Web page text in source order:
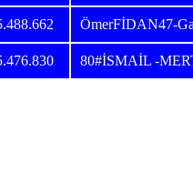
ÖmerFİDAN47-
80#İSMAİL -